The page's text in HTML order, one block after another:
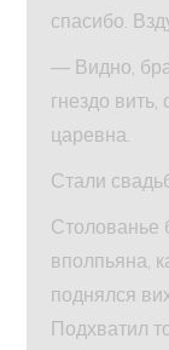
спасибо.
— Видно,
гнездо
царевна.
Стали
Столованье
вполпьяна,
поднялся
Подхватил